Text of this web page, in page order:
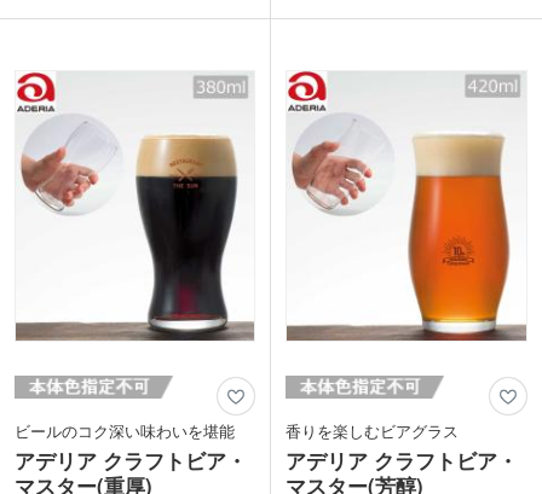
イプのビールと相性抜群です。
を使用しており、長くご愛用いただけま
す。ワンポイントで名入れできるので、
飲料メーカーのノベルティや飲食店のオ
リジナルグッズ作成などにいかがでしょ
うか。
えます。耐久性の高い強化ガラス製で食
上質なオフタイムを演出するアイテムな
ので、飲食店のオリジナルグッズや企業
の周年記念品などにおすすめです。
ビールのコク深い味わいを堪能
アデリア クラフトビア・
マスター(重厚)
香りを楽しむビアグラス
アデリア クラフトビア・
マスター(芳醇)